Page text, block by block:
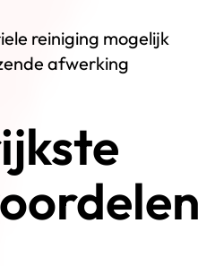
reiniging mogelijk
afwerking